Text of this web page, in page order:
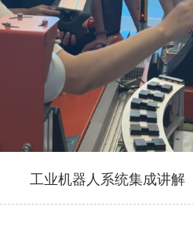
工业机器人系统集成讲解